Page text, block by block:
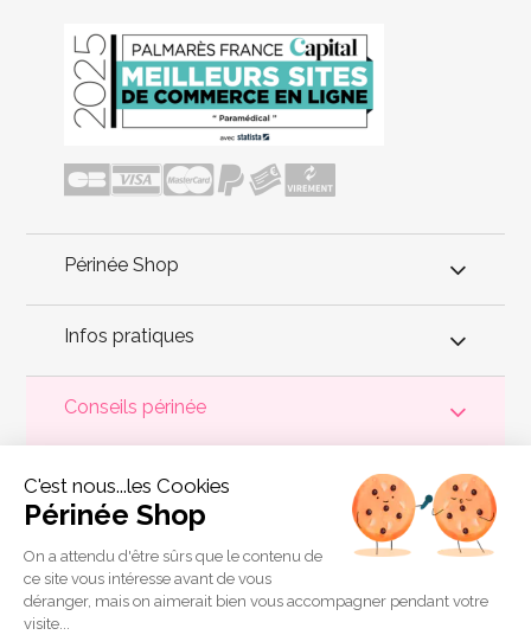
Périnée Shop
Infos pratiques
Conseils périnée
est précieux ! Il est donc primordial d'entretenir,
de muscler et de rééduquer le plancher pelvienpour éviter les
problèmes d'incontinence
, de pesanteur pelvienne, de manque
de sensations durant les rapports sexuels et de petites
fuites
a sélectionné les meilleures solutions
pour la rééducation périnéale et pour l'auto-traitement de
l'incontinence à domicile :
biofeedback,cônes vaginaux
connectées etaccessoires pour exercices de Kegel.
C'est nous...les Cookies
Périnée Shop
On a attendu d'être sûrs que le contenu de
ce site vous intéresse avant de vous
déranger, mais on aimerait bien vous accompagner pendant votre
visite...